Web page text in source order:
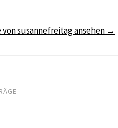
susannefreitag ansehen →